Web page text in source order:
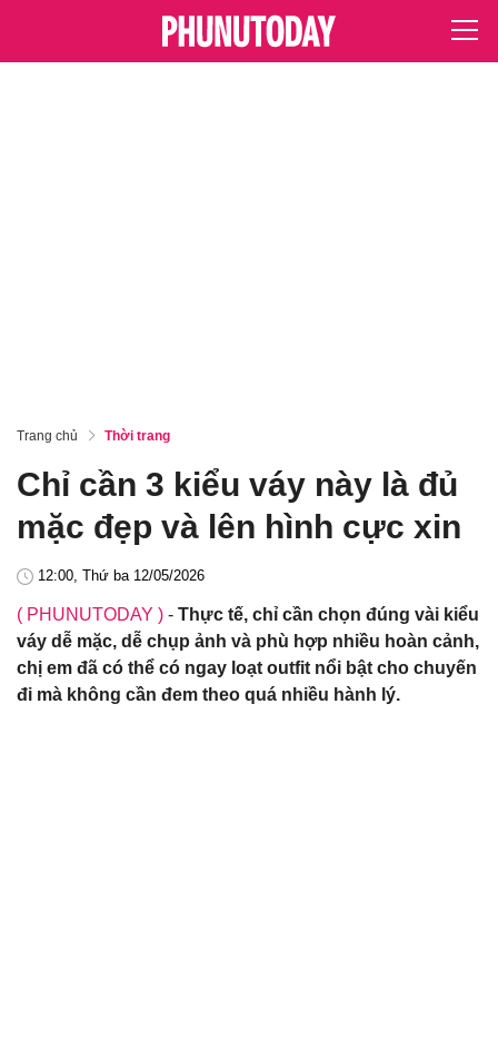
Trang chủ Thời trang
Chỉ cần 3 kiểu váy này là đủ
mặc đẹp và lên hình cực xin
12:00, Thứ ba 12/05/2026
( PHUNUTODAY ) - Thực tế, chỉ cần chọn đúng vài kiểu
váy dễ mặc, dễ chụp ảnh và phù hợp nhiều hoàn cảnh,
chị em đã có thể có ngay loạt outfit nổi bật cho chuyến
đi mà không cần đem theo quá nhiều hành lý.